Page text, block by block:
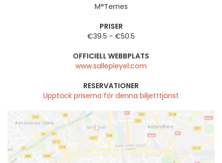
M°Ternes
PRISER
€39.5 - €50.5
OFFICIELL WEBBPLATS
www.sallepleyel.com
RESERVATIONER
Upptäck priserna för denna biljetttjänst